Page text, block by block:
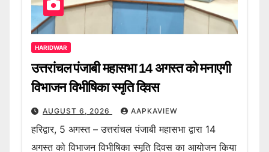
HARIDWAR
उत्तरांचल पंजाबी महासभा 14 अगस्त को मनाएगी
विभाजन विभीषिका स्मृति दिवस
AUGUST 6, 2026 AAPKAVIEW
हरिद्वार, 5 अगस्त – उत्तरांचल पंजाबी महासभा द्वारा 14
अगस्त को विभाजन विभीषिका स्मृति दिवस का आयोजन किया